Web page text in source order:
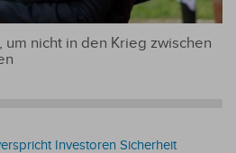
um nicht in den Krieg zwischen
Investoren Sicherheit